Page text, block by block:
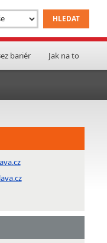
bariér Jak na to